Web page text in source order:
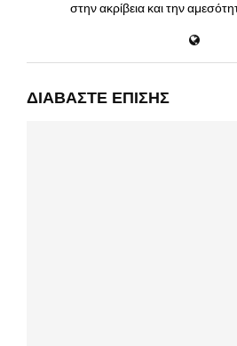
στην ακρίβεια και την
ΔΙΑΒΆΣΤΕ ΕΠΊΣΗΣ